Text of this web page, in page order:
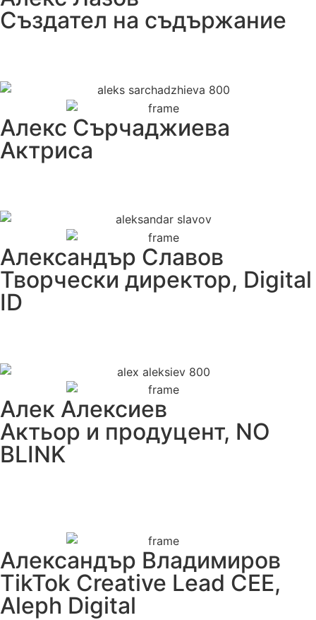
Създател на съдържание
Алекс Сърчаджиева
Aктриса
Александър Славов
Творчески директор, Digital
ID
Алек Алексиев
Актьор и продуцент, NO
BLINK
Александър Владимиров
TikTok Creative Lead CEE,
Aleph Digital